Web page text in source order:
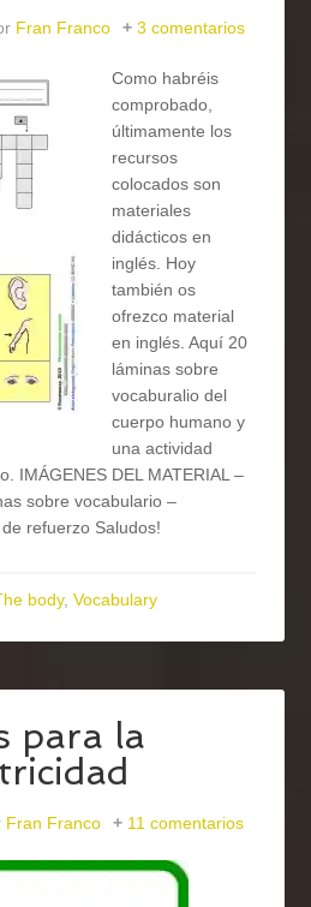
Fran Franco 3 comentarios
Como habréis
comprobado,
últimamente los
recursos
colocados son
materiales
didácticos en
inglés. Hoy
también os
ofrezco material
en inglés. Aquí 20
láminas sobre
vocaburalio del
cuerpo humano y
una actividad
IMÁGENES DEL MATERIAL –
sobre vocabulario –
refuerzo Saludos!
body,Vocabulary
para la
Fran Franco 11 comentarios